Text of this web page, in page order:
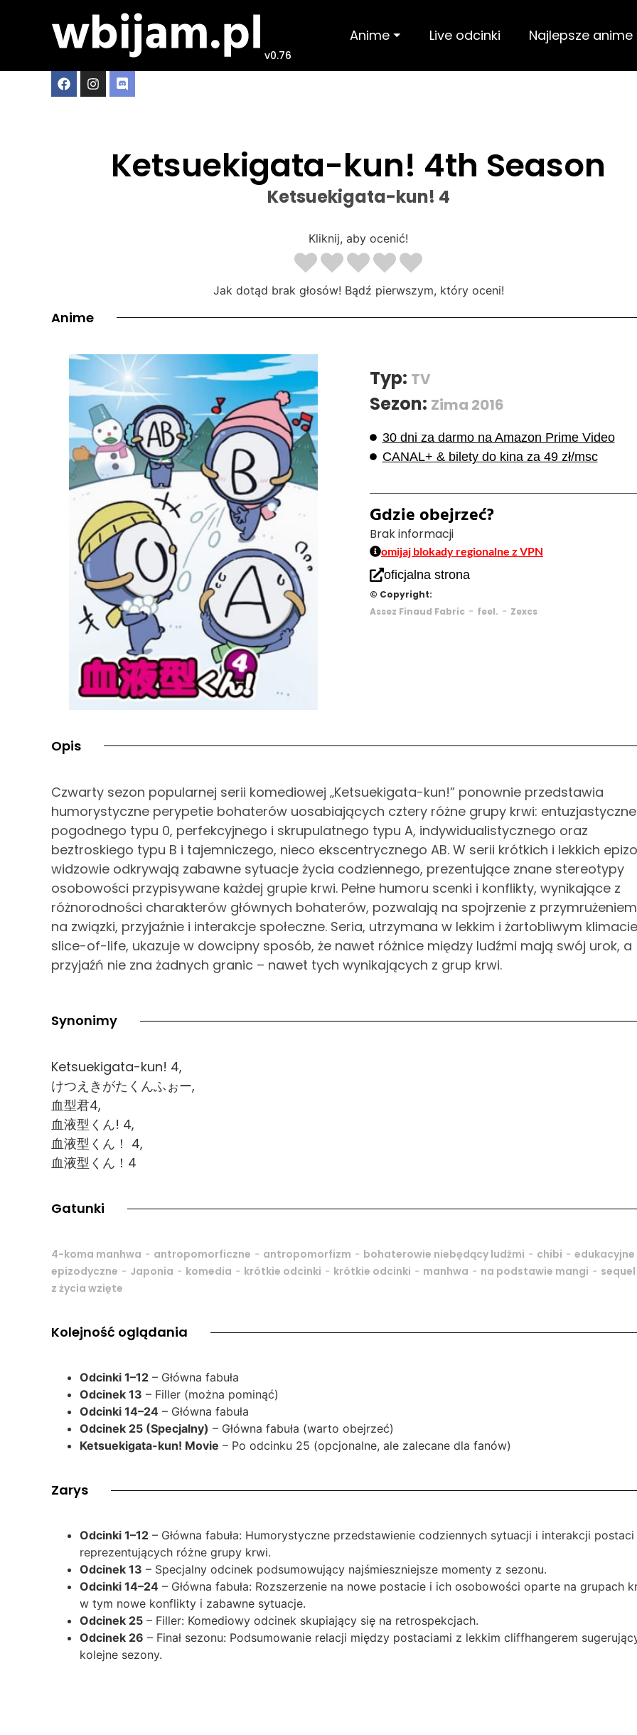
v0.76
Anime ⏷ Live odcinki Najlepsze anime
Ketsuekigata-kun! 4th Season
Ketsuekigata-kun! 4
Kliknij, aby ocenić!
Jak dotąd brak głosów! Bądź pierwszym, który oceni!
Anime
Typ: TV
Sezon: Zima 2016
30 dni za darmo na Amazon Prime Video
CANAL+ & bilety do kina za 49 zł/msc
Gdzie obejrzeć?
Brak informacji
omijaj blokady regionalne z VPN
oficjalna strona
© Copyright:
Assez Finaud Fabric - feel. - Zexcs
Opis
Czwarty sezon popularnej serii komediowej „Ketsuekigata-kun!” ponownie przedstawia
humorystyczne perypetie bohaterów uosabiających cztery różne grupy krwi:
pogodnego typu 0, perfekcyjnego i skrupulatnego typu A, indywidualistycznego oraz
beztroskiego typu B i tajemniczego, nieco ekscentrycznego AB. W serii krótkich i lekkich
widzowie odkrywają zabawne sytuacje życia codziennego, prezentujące znane stereotypy
osobowości przypisywane każdej grupie krwi. Pełne humoru scenki i konflikty, wynikające z
różnorodności charakterów głównych bohaterów, pozwalają na spojrzenie z
na związki, przyjaźnie i interakcje społeczne. Seria, utrzymana w lekkim i żartobliwym klimacie
slice-of-life, ukazuje w dowcipny sposób, że nawet różnice między ludźmi mają swój urok, a
przyjaźń nie zna żadnych granic – nawet tych wynikających z grup krwi.
Synonimy
Ketsuekigata-kun! 4,
けつえきがたくんふぉー,
血型君4,
血液型くん! 4,
血液型くん！ 4,
血液型くん！4
Gatunki
4-koma manhwa - antropomorficzne - antropomorfizm - bohaterowie niebędący ludźmi - chibi - edukacyjne
epizodyczne - Japonia - komedia - krótkie odcinki - krótkie odcinki - manhwa - na podstawie mangi - sequel
z życia wzięte
Kolejność oglądania
Odcinki 1–12 – Główna fabuła
Odcinek 13 – Filler (można pominąć)
Odcinki 14–24 – Główna fabuła
Odcinek 25 (Specjalny) – Główna fabuła (warto obejrzeć)
Ketsuekigata-kun! Movie – Po odcinku 25 (opcjonalne, ale zalecane dla fanów)
Zarys
Odcinki 1–12 – Główna fabuła: Humorystyczne przedstawienie codziennych sytuacji i interakcji postaci
reprezentujących różne grupy krwi.
Odcinek 13 – Specjalny odcinek podsumowujący najśmieszniejsze momenty z sezonu.
Odcinki 14–24 – Główna fabuła: Rozszerzenie na nowe postacie i ich osobowości oparte na grupach
w tym nowe konflikty i zabawne sytuacje.
Odcinek 25 – Filler: Komediowy odcinek skupiający się na retrospekcjach.
Odcinek 26 – Finał sezonu: Podsumowanie relacji między postaciami z lekkim cliffhangerem
kolejne sezony.